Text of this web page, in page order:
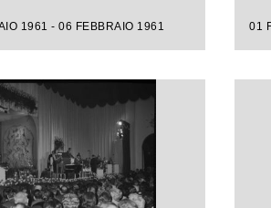
1961 - 06 FEBBRAIO 1961 01